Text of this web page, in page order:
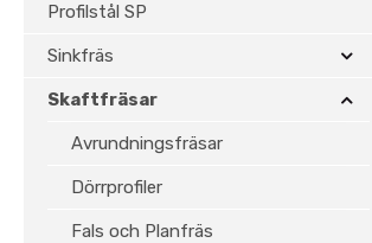
Profilstål SP
Sinkfräs
Skaftfräsar
Avrundningsfräsar
Dörrprofiler
Fals och Planfräs